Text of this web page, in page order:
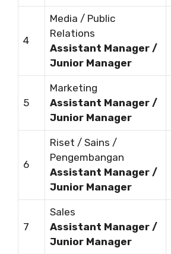
4
Media / Public
Relations
Assistant Manager /
Junior Manager
5
Marketing
Assistant Manager /
Junior Manager
6
Riset / Sains /
Pengembangan
Assistant Manager /
Junior Manager
7
Sales
Assistant Manager /
Junior Manager